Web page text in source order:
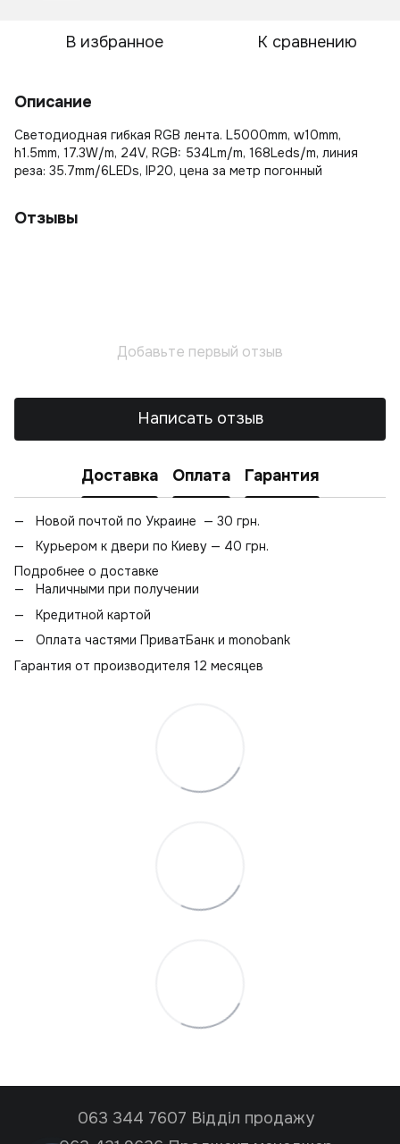
В избранное К сравнению
Описание
Светодиодная гибкая RGB лента. L5000mm, w10mm,
h1.5mm, 17.3W/m, 24V, RGB: 534Lm/m, 168Leds/m, линия
реза: 35.7mm/6LEDs, IP20, цена за метр погонный
Отзывы
Добавьте первый отзыв
Написать отзыв
Доставка Оплата Гарантия
Новой почтой по Украине — 30 грн.
Курьером к двери по Киеву — 40 грн.
Подробнее о доставке
Наличными при получении
Кредитной картой
Оплата частями ПриватБанк и monobank
Гарантия от производителя 12 месяцев
063 344 7607 Відділ продажу